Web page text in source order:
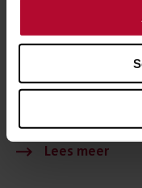
Erik Swelheim
30 juli 2026